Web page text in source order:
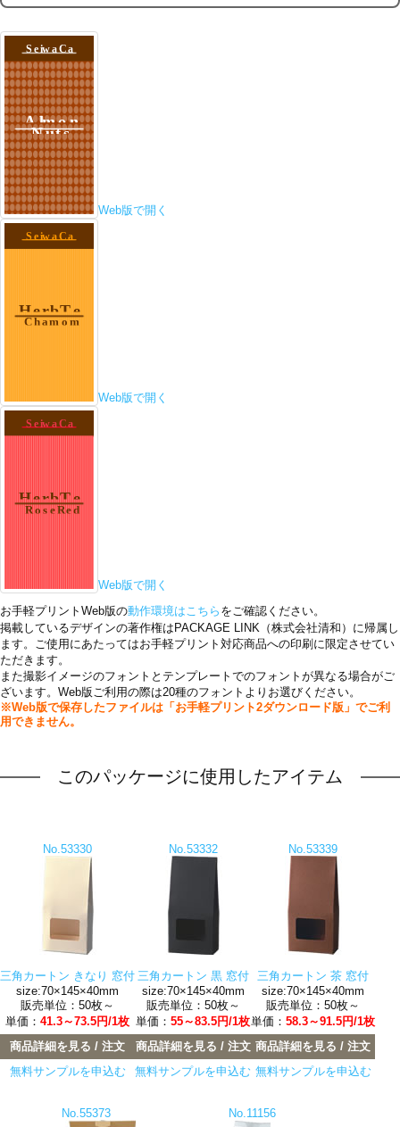
Web版で開く
Web版で開く
Web版で開く
お手軽プリントWeb版の動作環境はこちら をご確認ください。
掲載しているデザインの著作権はPACKAGE LINK（株式会社清和）に帰属し
ます。ご使用にあたってはお手軽プリント対応商品への印刷に限定させてい
ただきます。
また撮影イメージのフォントとテンプレートでのフォントが異なる場合がご
ざいます。Web版ご利用の際は20種のフォントよりお選びください。
※Web版で保存したファイルは「お手軽プリント2ダウンロード版」でご利
用できません。
このパッケージに使用したアイテム
No.53330
三角カートン きなり 窓付
size:70×145×40mm
販売単位：50枚～
単価： 41.3～73.5円/1枚
商品詳細を見る / 注文
無料サンプルを申込む
No.53332
三角カートン 黒 窓付
size:70×145×40mm
販売単位：50枚～
単価： 55～83.5円/1枚
商品詳細を見る / 注文
無料サンプルを申込む
No.53339
三角カートン 茶 窓付
size:70×145×40mm
販売単位：50枚～
単価： 58.3～91.5円/1枚
商品詳細を見る / 注文
無料サンプルを申込む
No.55373 No.11156